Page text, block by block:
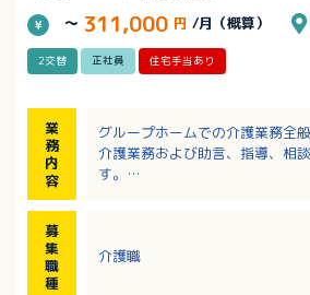
～ 311,000 円 /月（概算）
2交替 正社員 住宅手当あり
業
務
内
容
グループホームでの介護業務全般
介護業務および助言、指導、相
す。
※定員：2ユニット18名
募
集
職
種
介護職